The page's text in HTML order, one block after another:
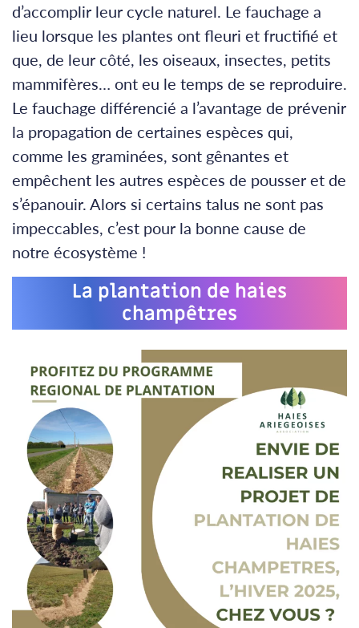
d’accomplir leur cycle naturel. Le fauchage a
lieu lorsque les plantes ont fleuri et fructifié et
que, de leur côté, les oiseaux, insectes, petits
mammifères… ont eu le temps de se reproduire.
Le fauchage différencié a l’avantage de prévenir
la propagation de certaines espèces qui,
comme les graminées, sont gênantes et
empêchent les autres espèces de pousser et de
s’épanouir. Alors si certains talus ne sont pas
impeccables, c’est pour la bonne cause de
notre écosystème !
La plantation de haies
champêtres